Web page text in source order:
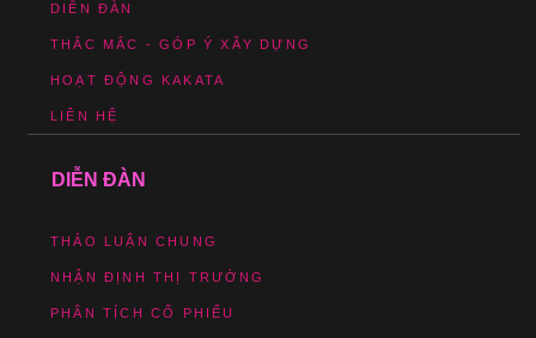
DIỄN ĐÀN
THẮC MẮC - GÓP Ý XÂY DỰNG
HOẠT ĐỘNG KAKATA
LIÊN HỆ
DIỄN ĐÀN
THẢO LUẬN CHUNG
NHẬN ĐỊNH THỊ TRƯỜNG
PHÂN TÍCH CỔ PHIẾU